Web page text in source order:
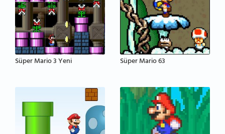
Süper Mario 3 Yeni Süper Mario 63